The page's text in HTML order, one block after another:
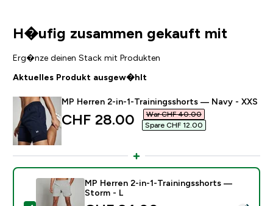
H�ufig zusammen gekauft mit
Erg�nze deinen Stack mit Produkten
Aktuelles Produkt ausgew�hlt
MP Herren 2-in-1-Trainingsshorts — Navy - XXS
discounted price
CHF 28.00‎
War CHF 40.00‎
Spare CHF 12.00‎
MP Herren 2-in-1-Trainingsshorts —
Storm - L